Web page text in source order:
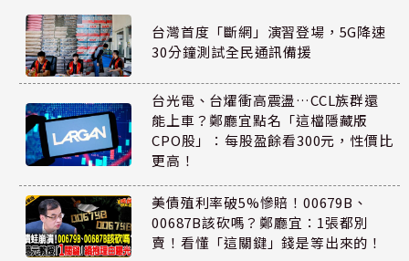
台灣首度「斷網」演習登場，5G降速
30分鐘測試全民通訊備援
台光電、台燿衝高震盪…CCL族群還
能上車？鄭廳宜點名「這檔隱藏版
CPO股」：每股盈餘看300元，性價比
更高！
美債殖利率破5%慘賠！00679B、
00687B該砍嗎？鄭廳宜：1張都別
賣！看懂「這關鍵」錢是等出來的！